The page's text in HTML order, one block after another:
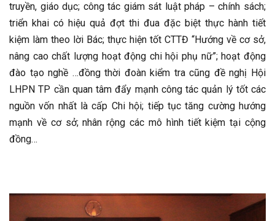
truyền, giáo dục; công tác giám sát luật pháp – chính sách;
triển khai có hiệu quả đợt thi đua đặc biệt thực hành tiết
kiệm làm theo lời Bác; thực hiện tốt CTTĐ “Hướng về cơ sở,
nâng cao chất lượng hoạt động chi hội phụ nữ”; hoạt động
đào tạo nghề …đồng thời đoàn kiểm tra cũng đề nghị Hội
LHPN TP cần quan tâm đẩy mạnh công tác quản lý tốt các
nguồn vốn nhất là cấp Chi hội; tiếp tục tăng cường hướng
mạnh về cơ sở; nhân rộng các mô hình tiết kiệm tại cộng
đồng…